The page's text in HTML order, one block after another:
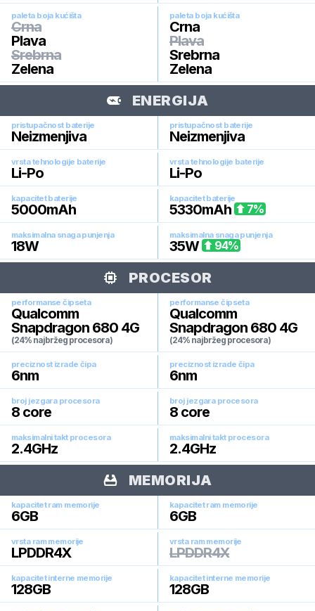
paleta boja kućišta
Crna
Plava
Srebrna
Zelena
paleta boja kućišta
Crna
Plava
Srebrna
Zelena
ENERGIJA
pristupačnost baterije
Neizmenjiva
pristupačnost baterije
Neizmenjiva
vrsta tehnologije baterije
Li-Po
vrsta tehnologije baterije
Li-Po
kapacitet baterije
5000mAh
kapacitet baterije
5330mAh 7%
maksimalna snaga punjenja
18W
maksimalna snaga punjenja
35W 94%
PROCESOR
performanse čipseta
Qualcomm
Snapdragon 680 4G
(24% najbržeg procesora)
performanse čipseta
Qualcomm
Snapdragon 680 4G
(24% najbržeg procesora)
preciznost izrade čipa
6nm
preciznost izrade čipa
6nm
broj jezgara procesora
8 core
broj jezgara procesora
8 core
maksimalni takt procesora
2.4GHz
maksimalni takt procesora
2.4GHz
MEMORIJA
kapacitet ram memorije
6GB
kapacitet ram memorije
6GB
vrsta ram memorije
LPDDR4X
vrsta ram memorije
LPDDR4X
kapacitet interne memorije
128GB
kapacitet interne memorije
128GB